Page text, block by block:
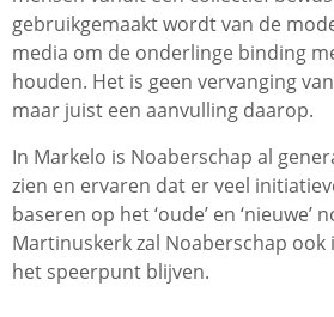
gebruikgemaakt wordt van de
media om de onderlinge binding
houden. Het is geen vervanging
maar juist een aanvulling daarop.
In Markelo is Noaberschap al
zien en ervaren dat er veel
baseren op het ‘oude’ en ‘nieuwe’
Martinuskerk zal Noaberschap
het speerpunt blijven.